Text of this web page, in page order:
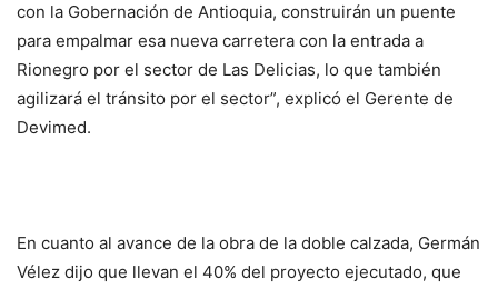
con la Gobernación de Antioquia, construirán un puente
para empalmar esa nueva carretera con la entrada a
Rionegro por el sector de Las Delicias, lo que también
agilizará el tránsito por el sector”, explicó el Gerente de
Devimed.
En cuanto al avance de la obra de la doble calzada, Germán
Vélez dijo que llevan el 40% del proyecto ejecutado, que